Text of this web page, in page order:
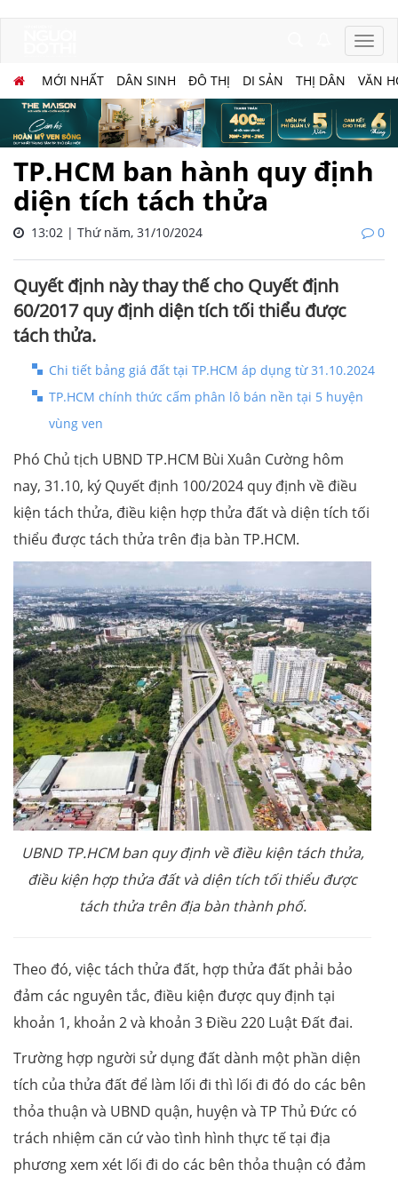
MỚI NHẤT DÂN SINH ĐÔ THỊ DI SẢN THỊ DÂN VĂN
TP.HCM ban hành quy định
diện tích tách thửa
13:02 | Thứ năm, 31/10/2024 0
Quyết định này thay thế cho Quyết định
60/2017 quy định diện tích tối thiểu được
tách thửa.
Chi tiết bảng giá đất tại TP.HCM áp dụng từ 31.10.2024
TP.HCM chính thức cấm phân lô bán nền tại 5 huyện
vùng ven
Phó Chủ tịch UBND TP.HCM Bùi Xuân Cường hôm
nay, 31.10, ký Quyết định 100/2024 quy định về điều
kiện tách thửa, điều kiện hợp thửa đất và diện tích tối
thiểu được tách thửa trên địa bàn TP.HCM.
UBND TP.HCM ban quy định về điều kiện tách thửa,
điều kiện hợp thửa đất và diện tích tối thiểu được
tách thửa trên địa bàn thành phố.
Theo đó, việc tách thửa đất, hợp thửa đất phải bảo
đảm các nguyên tắc, điều kiện được quy định tại
khoản 1, khoản 2 và khoản 3 Điều 220 Luật Đất đai.
Trường hợp người sử dụng đất dành một phần diện
tích của thửa đất để làm lối đi thì lối đi đó do các bên
thỏa thuận và UBND quận, huyện và TP Thủ Đức có
trách nhiệm căn cứ vào tình hình thực tế tại địa
phương xem xét lối đi do các bên thỏa thuận có đảm